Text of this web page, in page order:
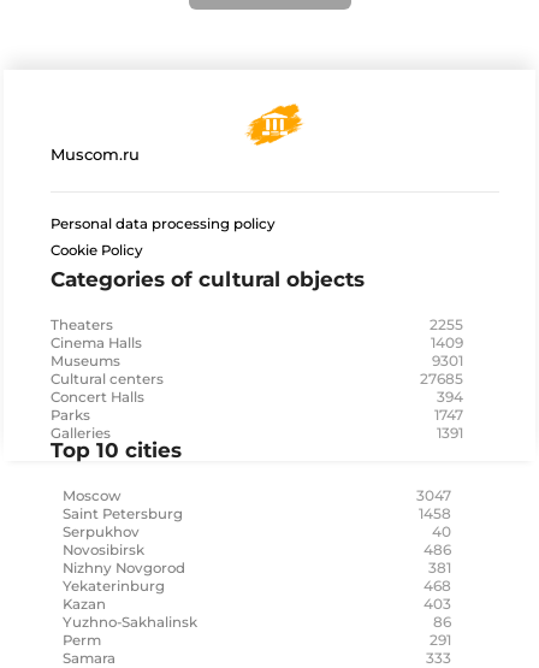
Muscom.ru
Personal data processing policy
Cookie Policy
Categories of cultural objects
Theaters 2255
Cinema Halls 1409
Museums 9301
Cultural centers 27685
Concert Halls 394
Parks 1747
Galleries 1391
Top 10 cities
Moscow 3047
Saint Petersburg 1458
Serpukhov 40
Novosibirsk 486
Nizhny Novgorod 381
Yekaterinburg 468
Kazan 403
Yuzhno-Sakhalinsk 86
Perm 291
Samara 333